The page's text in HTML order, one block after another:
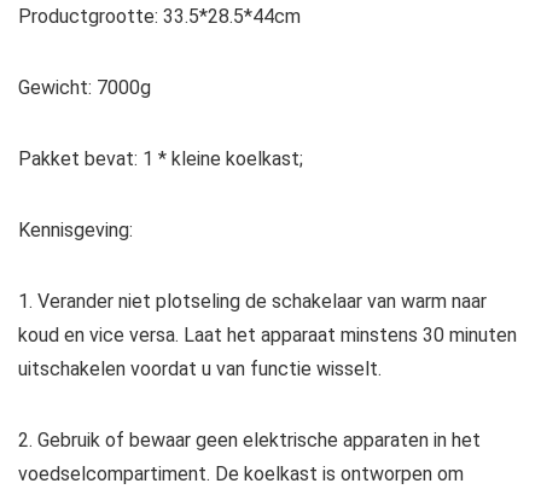
Productgrootte: 33.5*28.5*44cm
Gewicht: 7000g
Pakket bevat: 1 * kleine koelkast;
Kennisgeving:
1. Verander niet plotseling de schakelaar van warm naar
koud en vice versa. Laat het apparaat minstens 30 minuten
uitschakelen voordat u van functie wisselt.
2. Gebruik of bewaar geen elektrische apparaten in het
voedselcompartiment. De koelkast is ontworpen om